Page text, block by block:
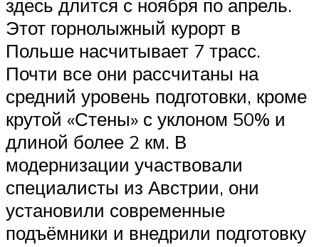
здесь длится с ноября по апрель.
Этот горнолыжный курорт в
Польше насчитывает 7 трасс.
Почти все они рассчитаны на
средний уровень подготовки, кроме
крутой «Стены» с уклоном 50% и
длиной более 2 км. В
модернизации участвовали
специалисты из Австрии, они
установили современные
подъёмники и внедрили подготовку